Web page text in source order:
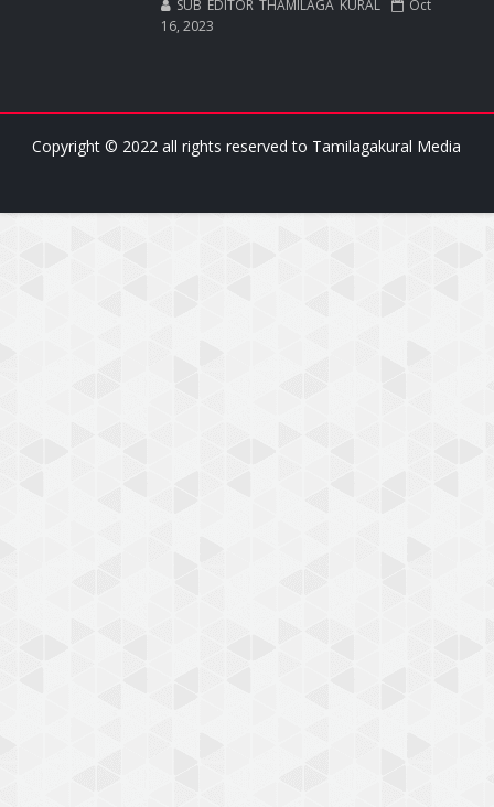
SUB EDITOR THAMILAGA KURAL
Oct
16, 2023
Copyright © 2022 all rights reserved to Tamilagakural Media